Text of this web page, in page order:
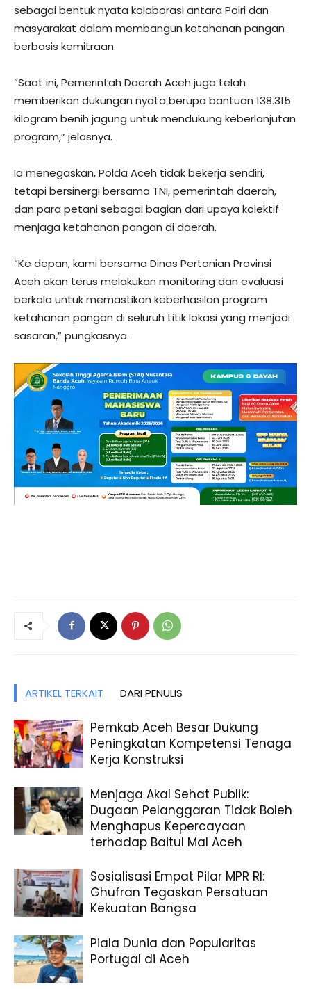
sebagai bentuk nyata kolaborasi antara Polri dan
masyarakat dalam membangun ketahanan pangan
berbasis kemitraan.
“Saat ini, Pemerintah Daerah Aceh juga telah
memberikan dukungan nyata berupa bantuan 138.315
kilogram benih jagung untuk mendukung keberlanjutan
program,” jelasnya.
Ia menegaskan, Polda Aceh tidak bekerja sendiri,
tetapi bersinergi bersama TNI, pemerintah daerah,
dan para petani sebagai bagian dari upaya kolektif
menjaga ketahanan pangan di daerah.
“Ke depan, kami bersama Dinas Pertanian Provinsi
Aceh akan terus melakukan monitoring dan evaluasi
berkala untuk memastikan keberhasilan program
ketahanan pangan di seluruh titik lokasi yang menjadi
sasaran,” pungkasnya.
ARTIKEL TERKAIT DARI PENULIS
Pemkab Aceh Besar Dukung
Peningkatan Kompetensi Tenaga
Kerja Konstruksi
Menjaga Akal Sehat Publik:
Dugaan Pelanggaran Tidak Boleh
Menghapus Kepercayaan
terhadap Baitul Mal Aceh
Sosialisasi Empat Pilar MPR RI:
Ghufran Tegaskan Persatuan
Kekuatan Bangsa
Piala Dunia dan Popularitas
Portugal di Aceh